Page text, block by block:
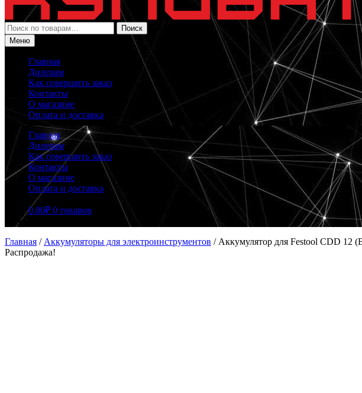
Искать:
Поиск
Меню
Главная
Дилерам
Как совершить заказ
Контакты
О магазине
Оплата и доставка
Главная
Дилерам
Как совершить заказ
Контакты
О магазине
Оплата и доставка
0.00₽ 0 товаров
Главная / Аккумуляторы для электроинструментов / Аккумулятор для Festool CDD 12
Распродажа!